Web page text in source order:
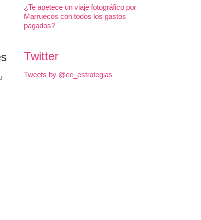
¿Te apetece un viaje fotográfico por
Marruecos con todos los gastos
pagados?
Twitter
Tweets by @ee_estrategias